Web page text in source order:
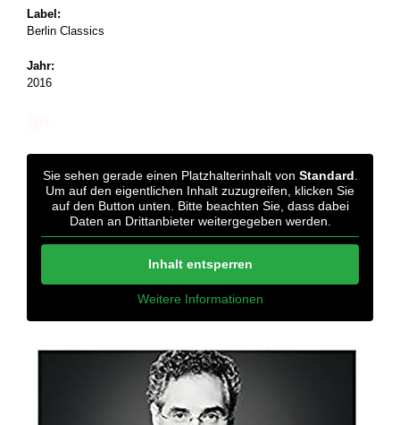
Label:
Berlin Classics
Jahr:
2016
Sie sehen gerade einen Platzhalterinhalt von Standard
Um auf den eigentlichen Inhalt zuzugreifen, klicken Sie
auf den Button unten. Bitte beachten Sie, dass dabei
Daten an Drittanbieter weitergegeben werden.
Inhalt entsperren
Weitere Informationen